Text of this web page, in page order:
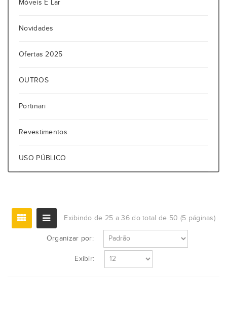
Móveis E Lar
Novidades
Ofertas 2025
OUTROS
Portinari
Revestimentos
USO PÚBLICO
Exibindo de 25 a 36 do total de 50 (5 páginas)
Organizar por:
Exibir: